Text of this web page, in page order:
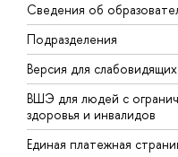
Сведения об
Подразделения
Версия для слабовидящих
ВШЭ для людей с
здоровья и инвалидов
Единая платежная